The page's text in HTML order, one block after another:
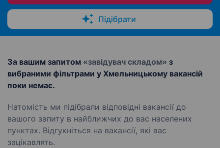
Підібрати
За вашим запитом «завідувач складом» з
вибраними фільтрами у Хмельницькому вакансій
поки немає.
Натомість ми підібрали відповідні вакансії до
вашого запиту в найближчих до вас населених
пунктах. Відгукніться на вакансії, які вас
зацікавлять.